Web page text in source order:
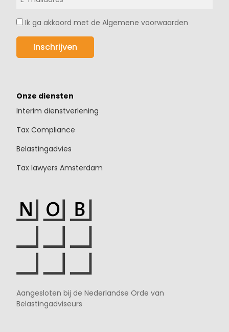
Ik ga akkoord met de Algemene voorwaarden
Onze diensten
Interim dienstverlening
Tax Compliance
Belastingadvies
Tax lawyers Amsterdam
Aangesloten bij de Nederlandse Orde van
Belastingadviseurs